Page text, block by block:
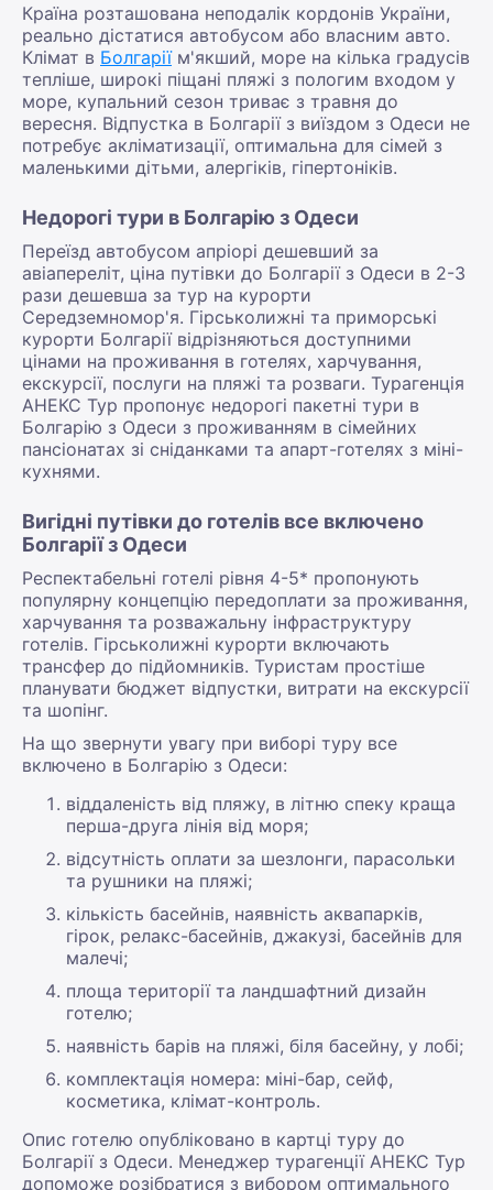
Країна розташована неподалік кордонів України,
реально дістатися автобусом або власним авто.
Клімат в Болгаріїм'якший, море на кілька градусів
тепліше, широкі піщані пляжі з пологим входом у
море, купальний сезон триває з травня до
вересня. Відпустка в Болгарії з виїздом з Одеси не
потребує акліматизації, оптимальна для сімей з
маленькими дітьми, алергіків, гіпертоніків.
Недорогі тури в Болгарію з Одеси
Переїзд автобусом апріорі дешевший за
авіапереліт, ціна путівки до Болгарії з Одеси в 2-3
рази дешевша за тур на курорти
Середземномор'я. Гірськолижні та приморські
курорти Болгарії відрізняються доступними
цінами на проживання в готелях, харчування,
екскурсії, послуги на пляжі та розваги. Турагенція
АНЕКС Тур пропонує недорогі пакетні тури в
Болгарію з Одеси з проживанням в сімейних
пансіонатах зі сніданками та апарт-готелях з міні-
кухнями.
Вигідні путівки до готелів все включено
Болгарії з Одеси
Респектабельні готелі рівня 4-5* пропонують
популярну концепцію передоплати за проживання,
харчування та розважальну інфраструктуру
готелів. Гірськолижні курорти включають
трансфер до підйомників. Туристам простіше
планувати бюджет відпустки, витрати на екскурсії
та шопінг.
На що звернути увагу при виборі туру все
включено в Болгарію з Одеси:
віддаленість від пляжу, в літню спеку краща
перша-друга лінія від моря;
відсутність оплати за шезлонги, парасольки
та рушники на пляжі;
кількість басейнів, наявність аквапарків,
гірок, релакс-басейнів, джакузі, басейнів для
малечі;
площа території та ландшафтний дизайн
готелю;
наявність барів на пляжі, біля басейну, у лобі;
комплектація номера: міні-бар, сейф,
косметика, клімат-контроль.
Опис готелю опубліковано в картці туру до
Болгарії з Одеси. Менеджер турагенції АНЕКС Тур
допоможе розібратися з вибором оптимального